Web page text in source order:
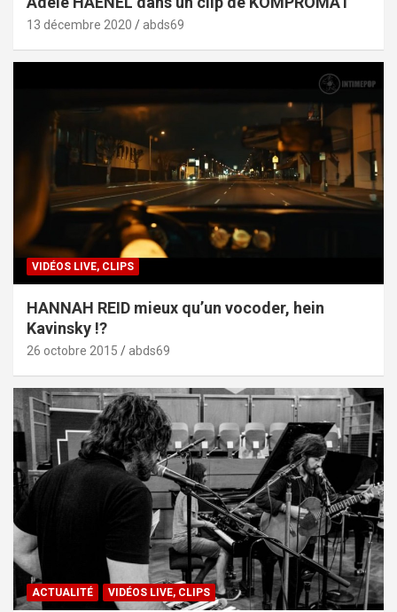
13 décembre 2020 abds69
VIDÉOS LIVE, CLIPS
HANNAH REID mieux qu’un vocoder, hein
Kavinsky !?
26 octobre 2015 abds69
ACTUALITÉ VIDÉOS LIVE, CLIPS